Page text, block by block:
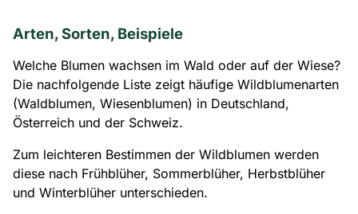
Arten, Sorten, Beispiele
Welche Blumen wachsen im Wald oder auf der Wiese?
Die nachfolgende Liste zeigt häufige Wildblumenarten
(Waldblumen, Wiesenblumen) in Deutschland,
Österreich und der Schweiz.
Zum leichteren Bestimmen der Wildblumen werden
diese nach Frühblüher, Sommerblüher, Herbstblüher
und Winterblüher unterschieden.